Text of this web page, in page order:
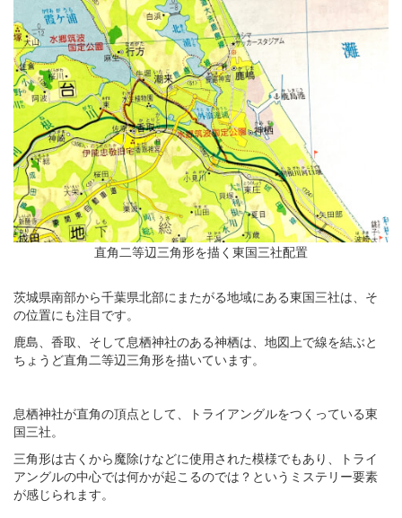
直角二等辺三角形を描く東国三社配置
茨城県南部から千葉県北部にまたがる地域にある東国三社は、そ
の位置にも注目です。
鹿島、香取、そして息栖神社のある神栖は、地図上で線を結ぶと
ちょうど直角二等辺三角形を描いています。
息栖神社が直角の頂点として、トライアングルをつくっている東
国三社。
三角形は古くから魔除けなどに使用された模様でもあり、トライ
アングルの中心では何かが起こるのでは？というミステリー要素
が感じられます。